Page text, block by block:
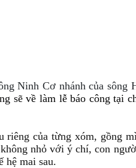
Ninh Cơ nhánh của sông
sẽ về làm lễ báo công tại
riêng của từng xóm, gồng
nhỏ với ý chí, con
hệ mai sau.